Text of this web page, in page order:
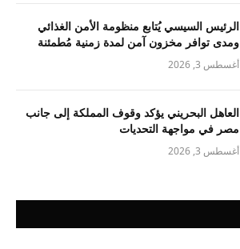
الرئيس السيسي يُتابع منظومة الأمن الغذائي
ومدى توافر مخزون آمن لمدة زمنية مُطمئنة
أغسطس 3, 2026
العاهل البحريني يؤكد وقوف المملكة إلى جانب
مصر في مواجهة التحديات
أغسطس 3, 2026